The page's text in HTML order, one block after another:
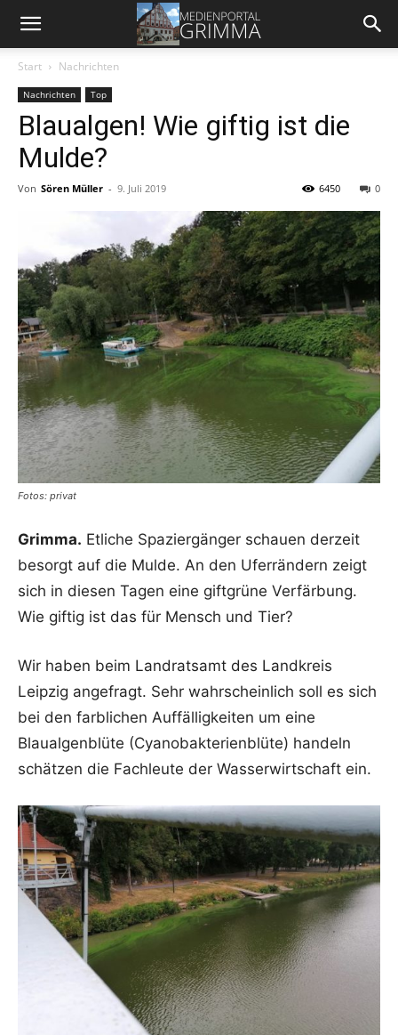
Start Nachrichten
Nachrichten Top
Blaualgen! Wie giftig ist die
Mulde?
Von Sören Müller - 9. Juli 2019 0
6450
Fotos: privat
Grimma. Etliche Spaziergänger schauen derzeit
besorgt auf die Mulde. An den Uferrändern zeigt
sich in diesen Tagen eine giftgrüne Verfärbung.
Wie giftig ist das für Mensch und Tier?
Wir haben beim Landratsamt des Landkreis
Leipzig angefragt. Sehr wahrscheinlich soll es sich
bei den farblichen Auffälligkeiten um eine
Blaualgenblüte (Cyanobakterienblüte) handeln
schätzen die Fachleute der Wasserwirtschaft ein.